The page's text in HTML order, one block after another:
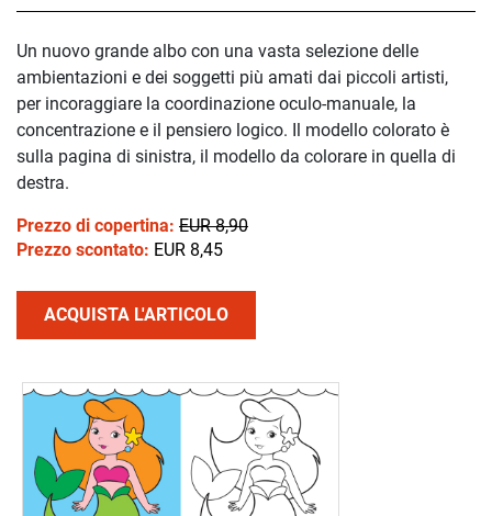
Un nuovo grande albo con una vasta selezione delle
ambientazioni e dei soggetti più amati dai piccoli artisti,
per incoraggiare la coordinazione oculo-manuale, la
concentrazione e il pensiero logico. Il modello colorato è
sulla pagina di sinistra, il modello da colorare in quella di
destra.
Prezzo di copertina: EUR 8,90
Prezzo scontato: EUR 8,45
ACQUISTA L'ARTICOLO